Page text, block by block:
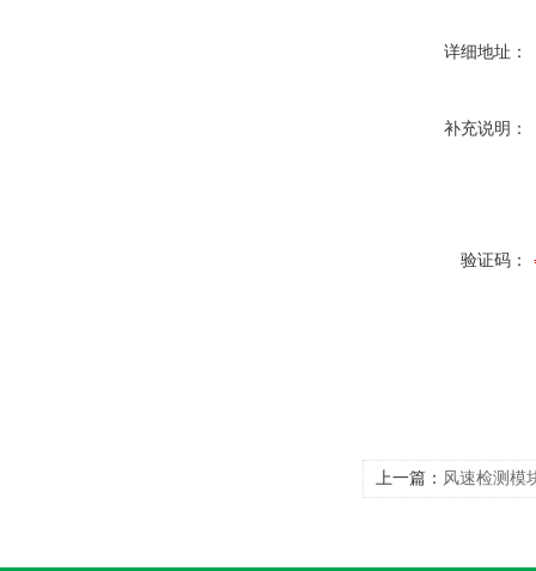
详细地址：
补充说明：
验证码：
上一篇： 风速检测模